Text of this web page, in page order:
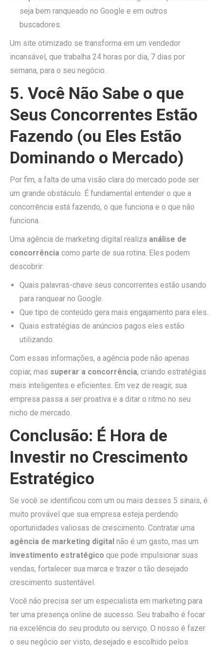
seja bem ranqueado no Google e em outros
buscadores.
Um site otimizado se transforma em um vendedor
incansável, que trabalha 24 horas por dia, 7 dias por
semana, para o seu negócio.
5. Você Não Sabe o que
Seus Concorrentes Estão
Fazendo (ou Eles Estão
Dominando o Mercado)
Por fim, a falta de uma visão clara do mercado pode ser
um grande obstáculo. É fundamental entender o que a
concorrência está fazendo, o que funciona e o que não
funciona.
Uma agência de marketing digital realiza análise de
concorrência como parte de sua rotina. Eles podem
descobrir:
Quais palavras-chave seus concorrentes estão usando
para ranquear no Google.
Que tipo de conteúdo gera mais engajamento para eles.
Quais estratégias de anúncios pagos eles estão
utilizando.
Com essas informações, a agência pode não apenas
copiar, mas superar a concorrência, criando estratégias
mais inteligentes e eficientes. Em vez de reagir, sua
empresa passa a ser proativa e a ditar o ritmo no seu
nicho de mercado.
Conclusão: É Hora de
Investir no Crescimento
Estratégico
Se você se identificou com um ou mais desses 5 sinais, é
muito provável que sua empresa esteja perdendo
oportunidades valiosas de crescimento. Contratar uma
agência de marketing digital não é um gasto, mas um
investimento estratégico que pode impulsionar suas
vendas, fortalecer sua marca e trazer o tão desejado
crescimento sustentável.
Você não precisa ser um especialista em marketing para
ter uma presença online de sucesso. Seu trabalho é focar
na excelência do seu produto ou serviço. O nosso é fazer
o seu negócio ser visto, desejado e escolhido pelos